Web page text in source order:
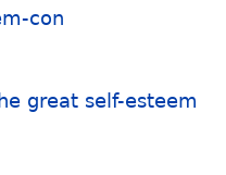
con
great self-esteem